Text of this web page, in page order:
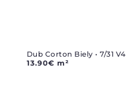
Dub Corton Biely • 7/31 V4
13.90€ m²